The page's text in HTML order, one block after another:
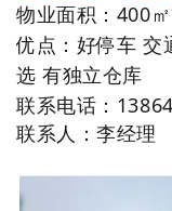
物业面积：400㎡
优点：好停车 交
选 有独立仓库
联系电话：
联系人：李经理